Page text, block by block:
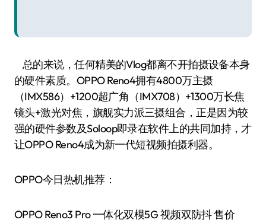
总的来说，任何精美的Vlog都离不开拍摄设备本身
的硬件素质。OPPO Reno4拥有4800万主摄
（IMX586）+1200超广角（IMX708）+1300万长焦
镜头+激光对焦，旗舰实力派三摄组合，正是因为较
强的硬件参数及Soloop即录在软件上的共同加持，才
让OPPO Reno4成为新一代短视频拍摄利器。
OPPO今日热机推荐：
OPPO Reno3 Pro 一体化双模5G 视频双防抖 售价